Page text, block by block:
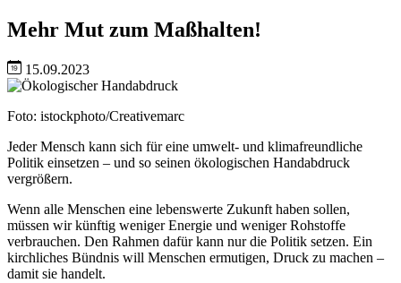
Mehr Mut zum Maßhalten!
15.09.2023
Image
Nachweis
Foto: istockphoto/Creativemarc
Caption
Jeder Mensch kann sich für eine umwelt- und klimafreundliche
Politik einsetzen – und so seinen ökologischen Handabdruck
vergrößern.
Wenn alle Menschen eine lebenswerte Zukunft haben sollen,
müssen wir künftig weniger Energie und weniger Rohstoffe
verbrauchen. Den Rahmen dafür kann nur die Politik setzen. Ein
kirchliches Bündnis will Menschen ermutigen, Druck zu machen –
damit sie handelt.